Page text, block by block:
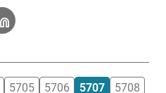
5705 5706 5707
5708